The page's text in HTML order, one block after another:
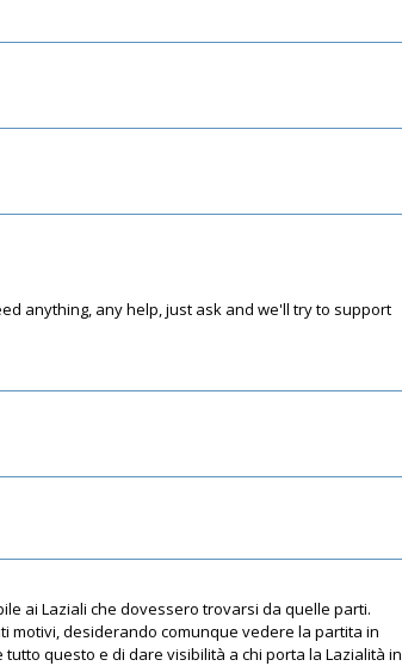
anything, any help, just ask and we'll try to support
ai Laziali che dovessero trovarsi da quelle parti.
motivi, desiderando comunque vedere la partita in
questo e di dare visibilità a chi porta la Lazialità in